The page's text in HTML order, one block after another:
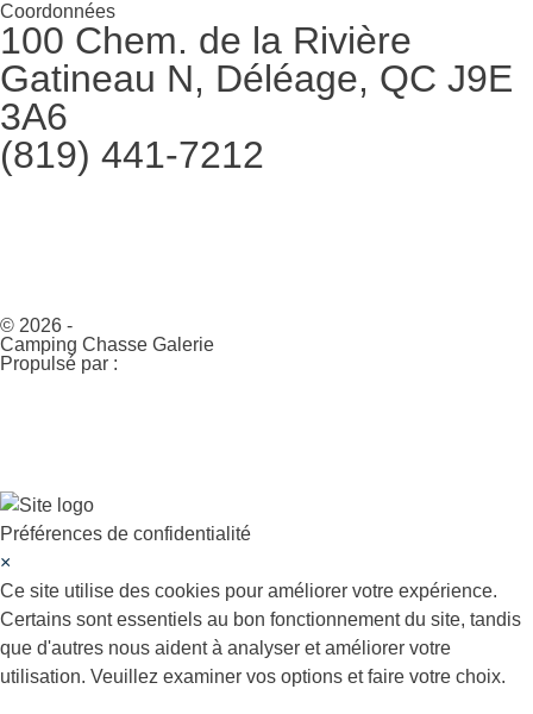
Coordonnées
100 Chem. de la Rivière
Gatineau N, Déléage, QC J9E
3A6
(819) 441-7212
© 2026 -
Camping Chasse Galerie
Propulsé par :
Préférences de confidentialité
×
Ce site utilise des cookies pour améliorer votre expérience.
Certains sont essentiels au bon fonctionnement du site, tandis
que d'autres nous aident à analyser et améliorer votre
utilisation. Veuillez examiner vos options et faire votre choix.